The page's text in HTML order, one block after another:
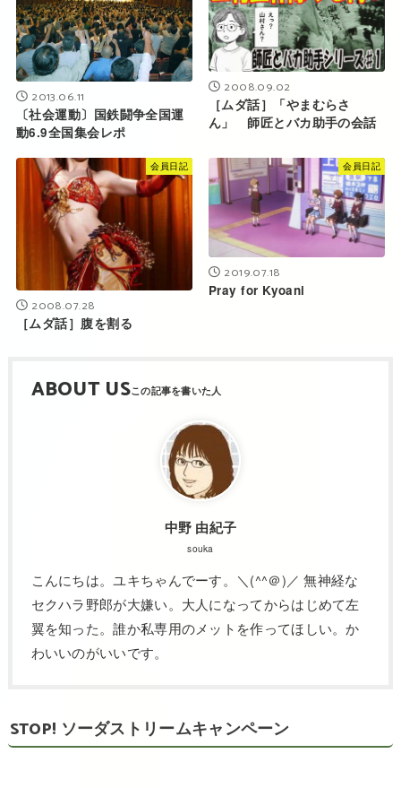
2013.06.11
〔社会運動〕国鉄闘争全国運
動6.9全国集会レポ
2008.09.02
［ムダ話］「やまむらさ
ん」 師匠とバカ助手の会話
会員日記
2008.07.28
［ムダ話］腹を割る
会員日記
2019.07.18
Pray for Kyoani
ABOUT US
中野 由紀子
souka
こんにちは。ユキちゃんでーす。＼(^^＠)／ 無神経な
セクハラ野郎が大嫌い。大人になってからはじめて左
翼を知った。誰か私専用のメットを作ってほしい。か
わいいのがいいです。
STOP! ソーダストリームキャンペーン